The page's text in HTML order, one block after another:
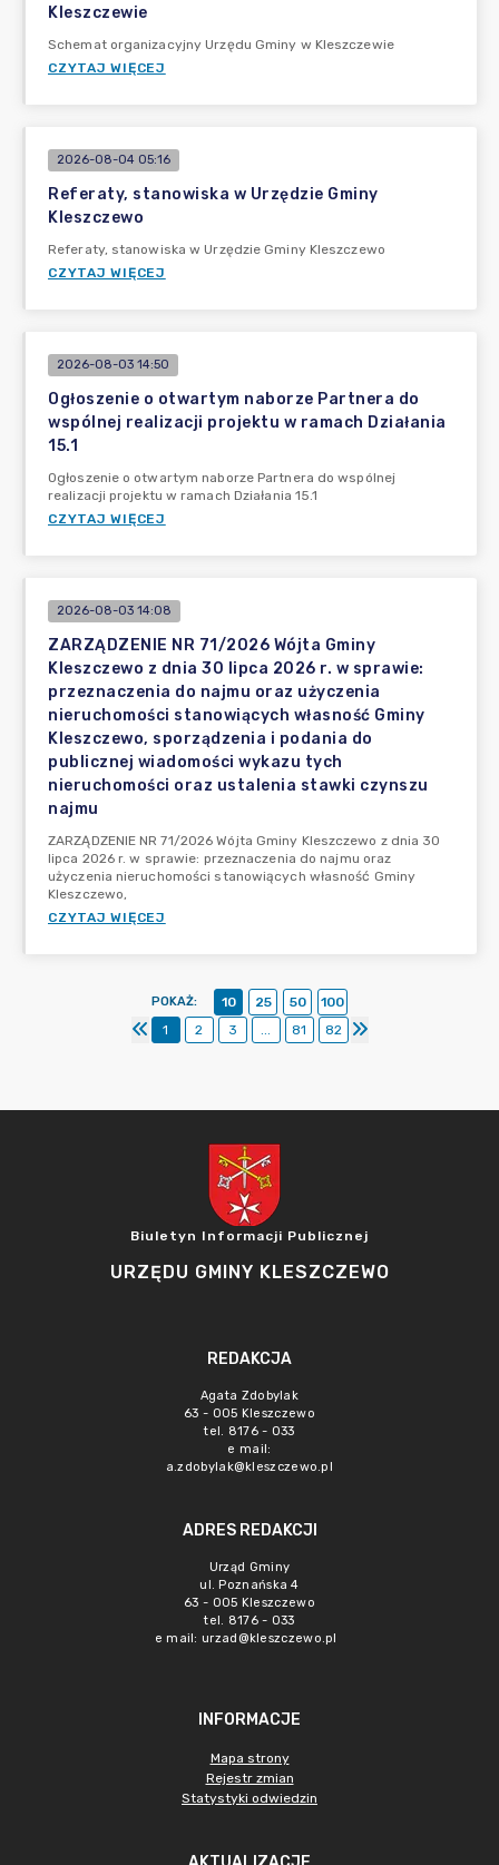
Kleszczewie
Schemat organizacyjny Urzędu Gminy w Kleszczewie
CZYTAJ WIĘCEJ
2026-08-04 05:16
Referaty, stanowiska w Urzędzie Gminy
Kleszczewo
Referaty, stanowiska w Urzędzie Gminy Kleszczewo
CZYTAJ WIĘCEJ
2026-08-03 14:50
Ogłoszenie o otwartym naborze Partnera do
wspólnej realizacji projektu w ramach Działania
15.1
Ogłoszenie o otwartym naborze Partnera do wspólnej
realizacji projektu w ramach Działania 15.1
CZYTAJ WIĘCEJ
2026-08-03 14:08
ZARZĄDZENIE NR 71/2026 Wójta Gminy
Kleszczewo z dnia 30 lipca 2026 r. w sprawie:
przeznaczenia do najmu oraz użyczenia
nieruchomości stanowiących własność Gminy
Kleszczewo, sporządzenia i podania do
publicznej wiadomości wykazu tych
nieruchomości oraz ustalenia stawki czynszu
najmu
ZARZĄDZENIE NR 71/2026 Wójta Gminy Kleszczewo z dnia 30
lipca 2026 r. w sprawie: przeznaczenia do najmu oraz
użyczenia nieruchomości stanowiących własność Gminy
Kleszczewo,
CZYTAJ WIĘCEJ
POKAŻ: 10 25 50
100
1
2 3 ... 81 82
Biuletyn Informacji Publicznej
URZĘDU GMINY KLESZCZEWO
REDAKCJA
Agata Zdobylak
63 - 005 Kleszczewo
tel. 8176 - 033
e mail:
a.zdobylak@kleszczewo.pl
ADRES REDAKCJI
Urząd Gminy
ul. Poznańska 4
63 - 005 Kleszczewo
tel. 8176 - 033
e mail: urzad@kleszczewo.pl
INFORMACJE
Mapa strony
Rejestr zmian
Statystyki odwiedzin